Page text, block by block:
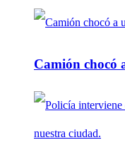
Camión chocó